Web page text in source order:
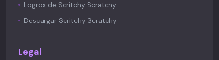
Logros de Scritchy Scratchy
Descargar Scritchy Scratchy
Legal